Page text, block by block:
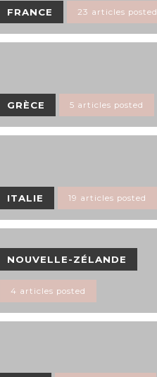
FRANCE 23 articles posted
GRÈCE 5 articles posted
ITALIE 19 articles posted
NOUVELLE-ZÉLANDE
4 articles posted